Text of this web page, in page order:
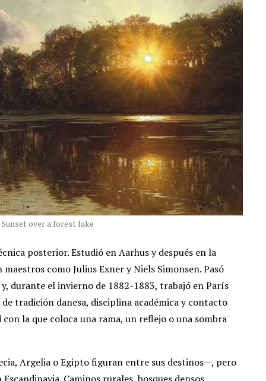
over a forest lake
posterior. Estudió en Aarhus y después en la
como Julius Exner y Niels Simonsen. Pasó
durante el invierno de 1882-1883, trabajó en París
tradición danesa, disciplina académica y contacto
la que coloca una rama, un reflejo o una sombra
Argelia o Egipto figuran entre sus destinos—, pero